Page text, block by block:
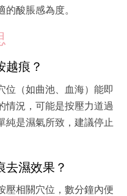
酸脹感為度。
越痕？
位（如曲池、血海）能即
情況，可能是按壓力道過
純是濕氣所致，建議停止
去濕效果？
壓相關穴位，數分鐘內便